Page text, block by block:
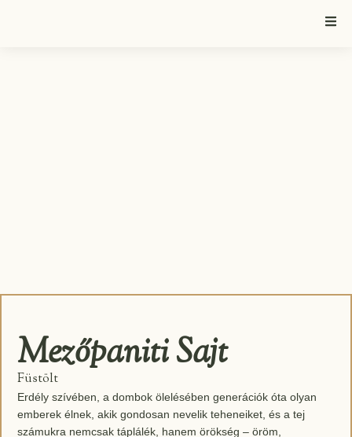
Mezőpaniti Sajt
Füstölt
Erdély szívében, a dombok ölelésében generációk óta olyan
emberek élnek, akik gondosan nevelik teheneiket, és a tej
számukra nemcsak táplálék, hanem örökség – öröm,